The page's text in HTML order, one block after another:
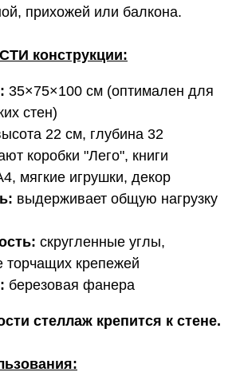
прихожей или балкона.
конструкции:
35×75×100 см (оптимален для
стен)
22 см, глубина 32
коробки "Лего", книги
мягкие игрушки, декор
выдерживает общую нагрузку
скругленные углы,
торчащих крепежей
березовая фанера
стеллаж крепится к стене.